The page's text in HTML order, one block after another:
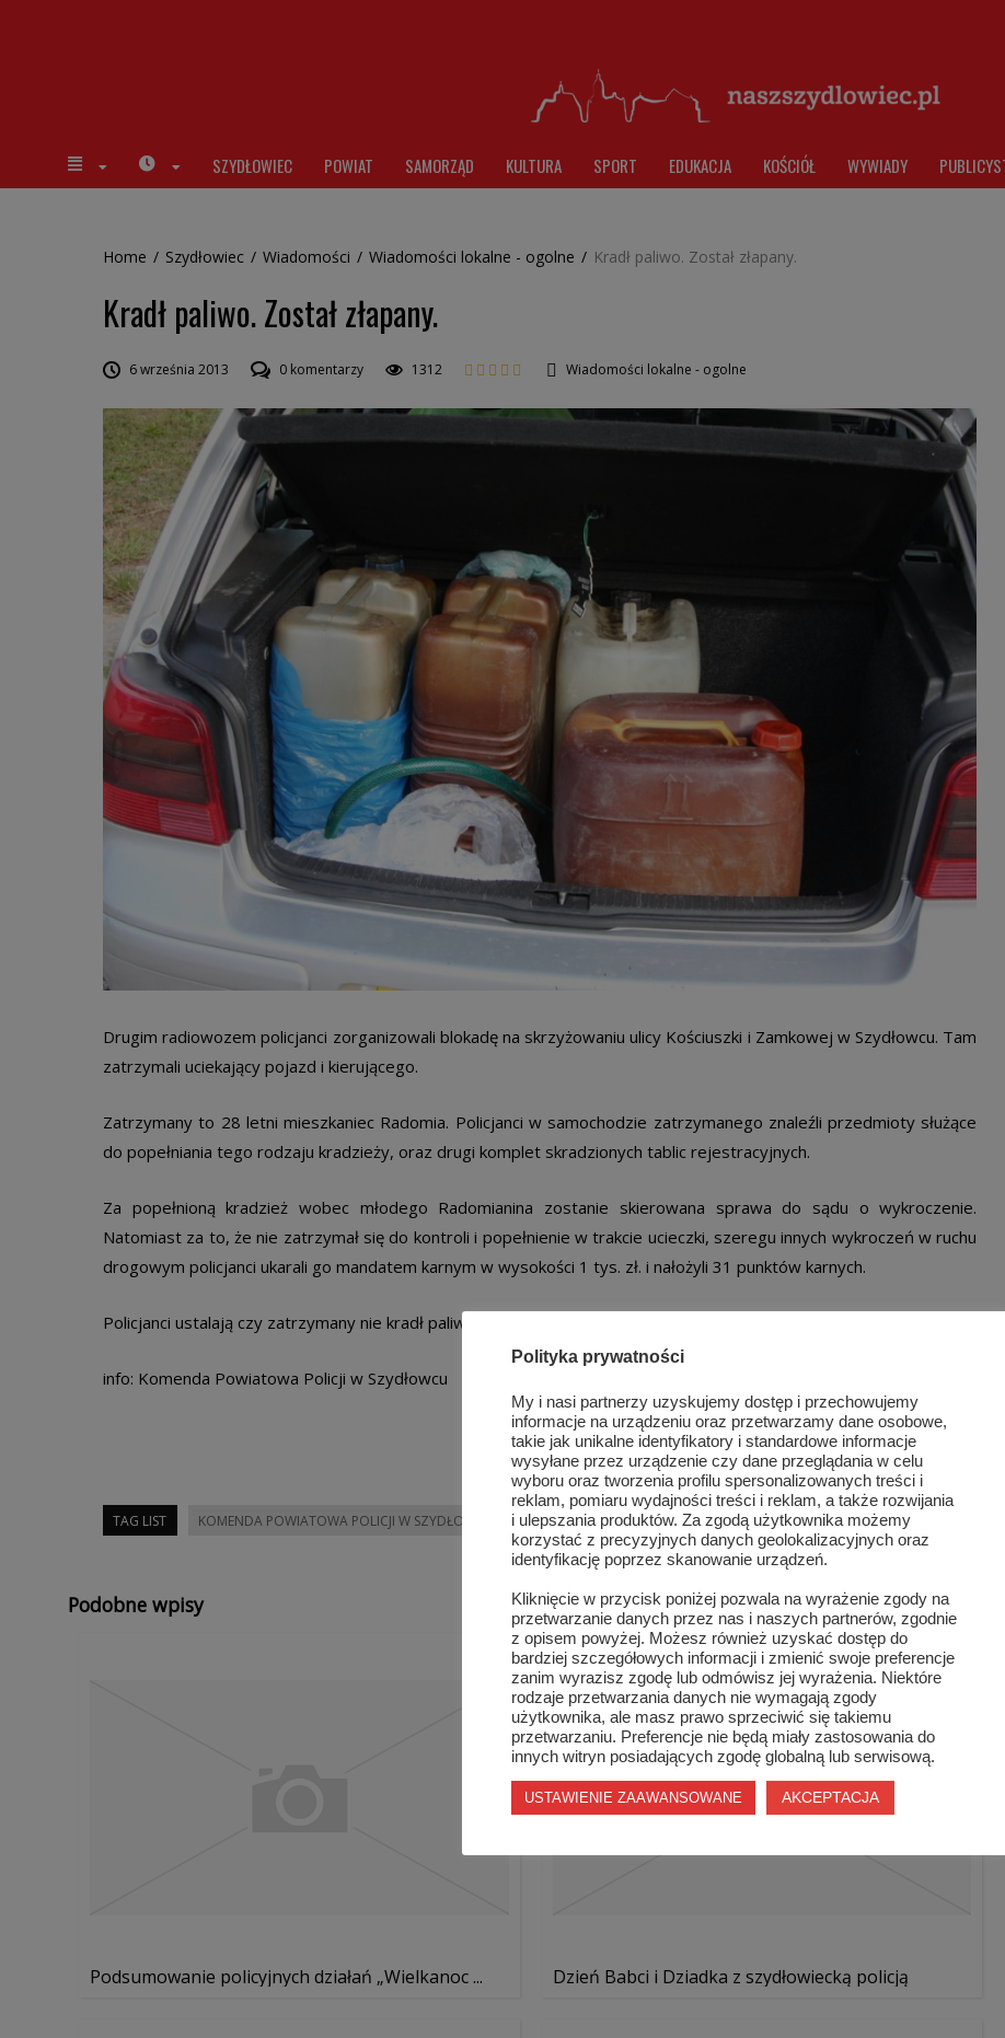
SZYDŁOWIEC POWIAT SAMORZĄD KULTURA SPORT EDUKACJA KOŚCIÓŁ WYWIADY
Home / Szydłowiec / Wiadomości / Wiadomości lokalne - ogolne / Kradł paliwo. Został złapany.
Kradł paliwo. Został złapany.
6 września 2013 0 komentarzy 1312 Wiadomości lokalne - ogolne
Drugim radiowozem policjanci zorganizowali blokadę na skrzyżowaniu ulicy Kościuszki i Zamkowej w Szydłowcu. Tam
zatrzymali uciekający pojazd i kierującego.
Zatrzymany to 28 letni mieszkaniec Radomia. Policjanci w samochodzie zatrzymanego znaleźli przedmioty służące
do popełniania tego rodzaju kradzieży, oraz drugi komplet skradzionych tablic rejestracyjnych.
Za popełnioną kradzież wobec młodego Radomianina zostanie skierowana sprawa do sądu o wykroczenie.
Natomiast za to, że nie zatrzymał się do kontroli i popełnienie w trakcie ucieczki, szeregu innych wykroczeń w ruchu
drogowym policjanci ukarali go mandatem karnym w wysokości 1 tys. zł. i nałożyli 31 punktów karnych.
Policjanci ustalają czy zatrzymany nie kradł paliwa na innych stacjach paliwowych.
info: Komenda Powiatowa Policji w Szydłowcu
TAG LIST KOMENDA POWIATOWA POLICJI W SZYDŁOWCU
Podobne wpisy
Podsumowanie policyjnych działań „Wielkanoc ... Dzień Babci i Dziadka z szydłowiecką policją
Polityka prywatności
My i nasi partnerzy uzyskujemy dostęp i przechowujemy
informacje na urządzeniu oraz przetwarzamy dane osobowe,
takie jak unikalne identyfikatory i standardowe informacje
wysyłane przez urządzenie czy dane przeglądania w celu
wyboru oraz tworzenia profilu spersonalizowanych treści i
reklam, pomiaru wydajności treści i reklam, a także rozwijania
i ulepszania produktów. Za zgodą użytkownika możemy
korzystać z precyzyjnych danych geolokalizacyjnych oraz
identyfikację poprzez skanowanie urządzeń.
Kliknięcie w przycisk poniżej pozwala na wyrażenie zgody na
przetwarzanie danych przez nas i naszych partnerów, zgodnie
z opisem powyżej. Możesz również uzyskać dostęp do
bardziej szczegółowych informacji i zmienić swoje preferencje
zanim wyrazisz zgodę lub odmówisz jej wyrażenia. Niektóre
rodzaje przetwarzania danych nie wymagają zgody
użytkownika, ale masz prawo sprzeciwić się takiemu
przetwarzaniu. Preferencje nie będą miały zastosowania do
innych witryn posiadających zgodę globalną lub serwisową.
USTAWIENIE ZAAWANSOWANE AKCEPTACJA